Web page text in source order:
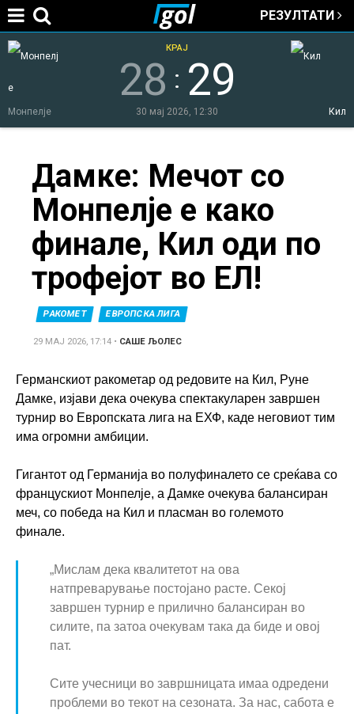
Jump to navigation
РЕЗУЛТАТИ
Монпелје Кил
28 : 29
КРАЈ
30 мај 2026, 12:30
here
Дамке: Мечот со
Монпелје е како
финале, Кил оди по
трофејот во ЕЛ!
РАКОМЕТ ЕВРОПСКА ЛИГА
29 МАЈ 2026, 17:14 • САШЕ ЉОЛЕС
Германскиот ракометар од редовите на Кил, Руне
Дамке, изјави дека очекува спектакуларен завршен
турнир во Европската лига на ЕХФ, каде неговиот тим
има огромни амбиции.
Гигантот од Германија во полуфиналето се среќава со
францускиот Монпелје, а Дамке очекува балансиран
меч, со победа на Кил и пласман во големото
финале.
„Мислам дека квалитетот на ова
натпреварување постојано расте. Секој
завршен турнир е прилично балансиран во
силите, па затоа очекувам така да биде и овој
пат.
Сите учесници во завршницата имаа одредени
проблеми во текот на сезоната. За нас, сабота е